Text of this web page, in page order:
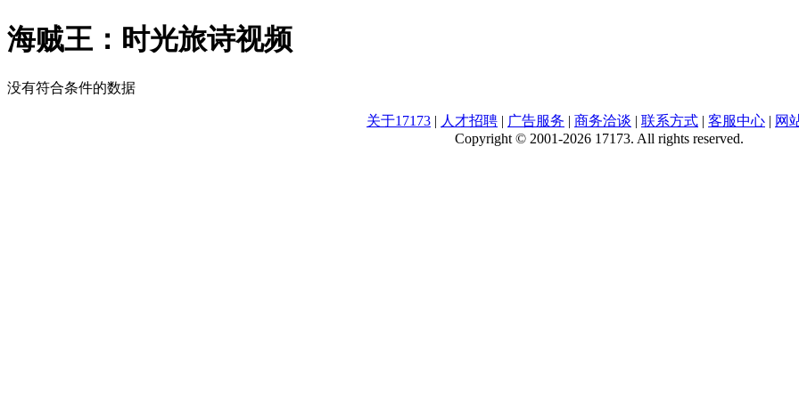
海贼王：时光旅诗视频
没有符合条件的数据
关于17173 | 人才招聘 | 广告服务 | 商务洽谈 | 联系方式 | 客服中心 | 网
Copyright © 2001-2026 17173. All rights reserved.